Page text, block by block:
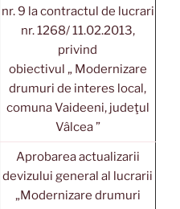
nr. 9 la contractul de lucrari
nr. 1268/ 11.02.2013,
privind
obiectivul „ Modernizare
drumuri de interes local,
comuna Vaideeni, judeţul
Vâlcea ”
Aprobarea actualizarii
devizului general al lucrarii
„Modernizare drumuri